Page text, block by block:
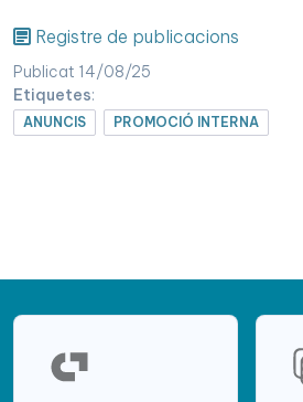
Registre de publicacions
Publicat 14/08/25
Etiquetes:
ANUNCIS PROMOCIÓ INTERNA